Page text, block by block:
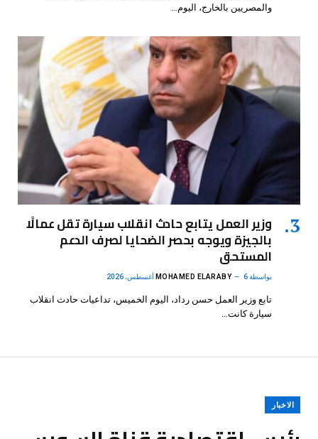
والمصريين بالخارج، اليوم…
وزير العمل يتابع حادث انقلاب سيارة تقل عمالًا
بالجيزة ويوجه بحصر الضحايا لصرف الدعم
المستحق
بواسطة MOHAMED ELARABY 6 أغسطس، 2026
تابع وزير العمل حسن رداد، اليوم الخميس، تداعيات حادث انقلاب
سيارة كانت…
الاخبار